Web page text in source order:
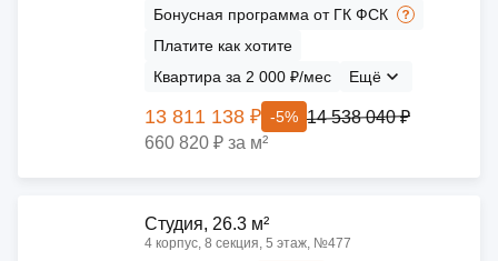
Бонусная программа от ГК ФСК
Платите как хотите
Квартира за 2 000 ₽/мес
Ещё
13 811 138 ₽ -5% 14 538 040 ₽
660 820 ₽ за м²
Cтудия, 26.3 м²
4 корпус, 8 секция, 5 этаж, №477